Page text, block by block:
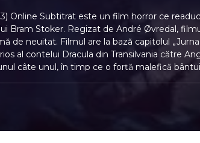
Online Subtitrat este un film horror ce
Bram Stoker. Regizat de André Øvredal,
de neuitat. Filmul are la bază capitolul
al contelui Dracula din Transilvania către
câte unul, în timp ce o forță malefică
de claustrofobie, frică și neputință.
prezență malefică transformă călătoria
Demeter (2023) Online Subtitrat aduce